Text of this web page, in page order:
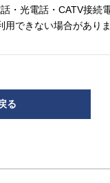
・光電話・CATV接続
できない場合がありま
る